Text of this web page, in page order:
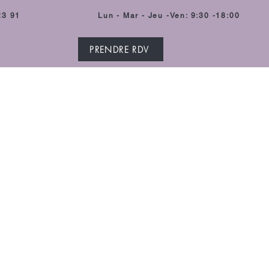
91 Lun - Mar - Jeu -Ven: 9:30 -18:00
PRENDRE RDV